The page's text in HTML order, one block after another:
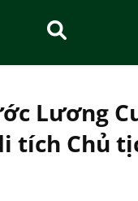
Lương
tích Chủ